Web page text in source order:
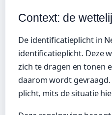
Context: de
De identificatieplicht in
identificatieplicht. Deze
zich te dragen en tonen
daarom wordt
plicht, mits de situatie